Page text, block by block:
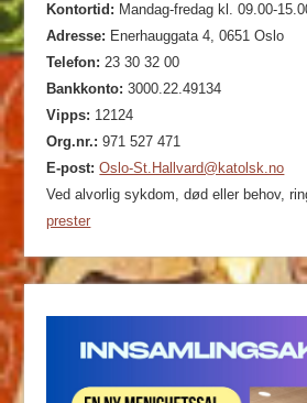
Kontortid: Mandag-fredag kl. 09.00-
Adresse: Enerhauggata 4, 0651 Oslo
Telefon: 23 30 32 00
Bankkonto: 3000.22.49134
Vipps: 12124
Org.nr.: 971 527 471
E-post: Oslo-St.Hallvard@katolsk.no
Ved alvorlig sykdom, død eller behov,
prester